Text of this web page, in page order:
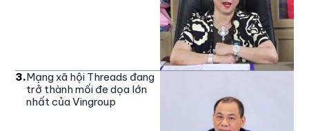
3.Mạng xã hội Threads đang
trở thành mối đe dọa lớn
nhất của Vingroup